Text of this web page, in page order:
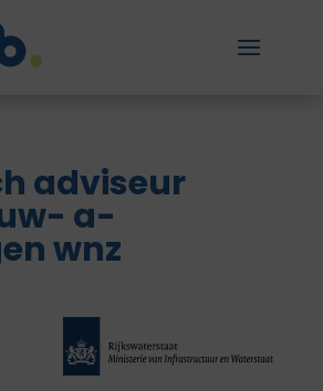
adviseur
a-
wnz